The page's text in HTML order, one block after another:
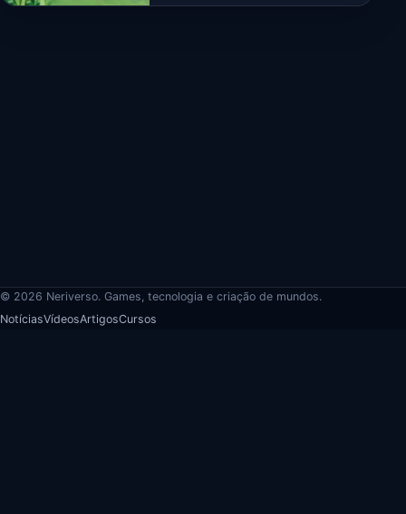
© 2026 Neriverso. Games, tecnologia e criação de mundos.
NotíciasVídeosArtigosCursos